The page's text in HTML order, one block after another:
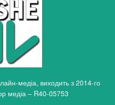
медіа, виходить з 2014-го
медіа – R40-05753